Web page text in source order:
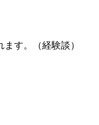
す。（経験談）